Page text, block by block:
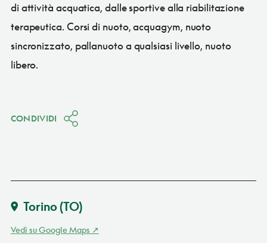
di attività acquatica, dalle sportive alla riabilitazione
terapeutica. Corsi di nuoto, acquagym, nuoto
sincronizzato, pallanuoto a qualsiasi livello, nuoto
libero.
CONDIVIDI
Torino(TO)
Vedi su Google Maps